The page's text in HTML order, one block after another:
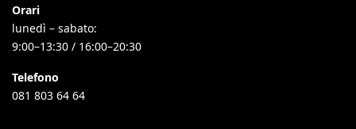
Orari
lunedì – sabato:
9:00–13:30 / 16:00–20:30
Telefono
081 803 64 64